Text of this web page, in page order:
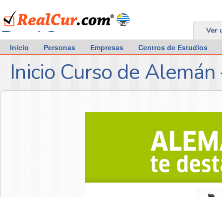
RealCur.com Ver
Inicio Personas Empresas Centros de Estudios
Inicio Curso de